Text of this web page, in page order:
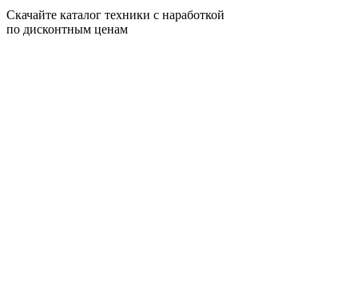
Скачайте каталог техники с наработкой
по дисконтным ценам